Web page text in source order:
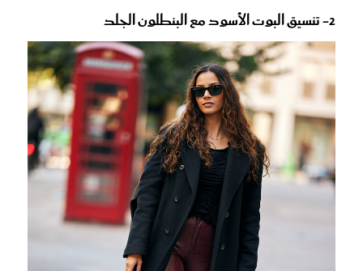
2- تنسيق البوت الأسود مع البنطلون الجلد